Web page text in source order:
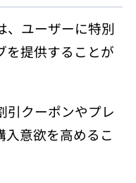
、ユーザーに特別
を提供することが
引クーポンやプレ
入意欲を高めるこ